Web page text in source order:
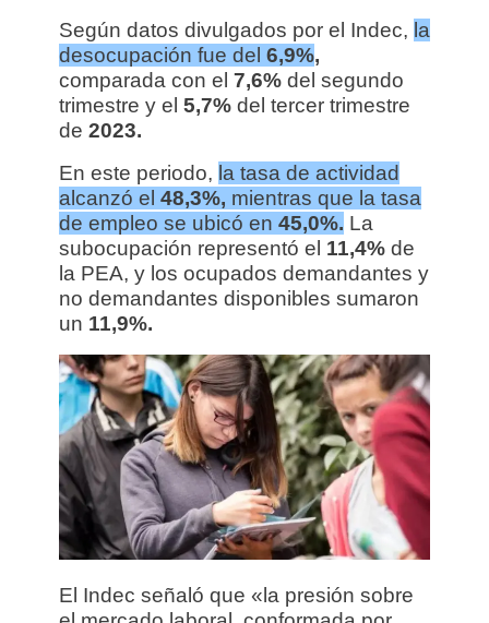
Según datos divulgados por el Indec, la
desocupación fue del 6,9%,
comparada con el 7,6%del segundo
trimestre y el 5,7%del tercer trimestre
de 2023.
En este periodo, la tasa de actividad
alcanzó el 48,3%, mientras que la tasa
de empleo se ubicó en 45,0%. La
subocupación representó el 11,4%de
la PEA, y los ocupados demandantes y
no demandantes disponibles sumaron
un 11,9%.
El Indec señaló que «la presión sobre